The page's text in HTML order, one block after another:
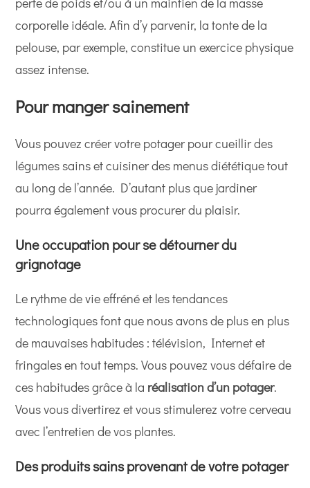
corporelle idéale. Afin d’y parvenir, la tonte de la
pelouse, par exemple, constitue un exercice physique
assez intense.
Pour manger sainement
Vous pouvez créer votre potager pour cueillir des
légumes sains et cuisiner des menus diététique tout
au long de l’année. D’autant plus que jardiner
pourra également vous procurer du plaisir.
Une occupation pour se détourner du
grignotage
Le rythme de vie effréné et les tendances
technologiques font que nous avons de plus en plus
de mauvaises habitudes : télévision, Internet et
fringales en tout temps. Vous pouvez vous défaire de
ces habitudes grâce à la réalisation d’un potager.
Vous vous divertirez et vous stimulerez votre cerveau
avec l’entretien de vos plantes.
Des produits sains provenant de votre potager